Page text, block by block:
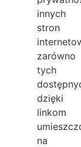
innych
stron
zarówno
tych
dzięki
linkom
na